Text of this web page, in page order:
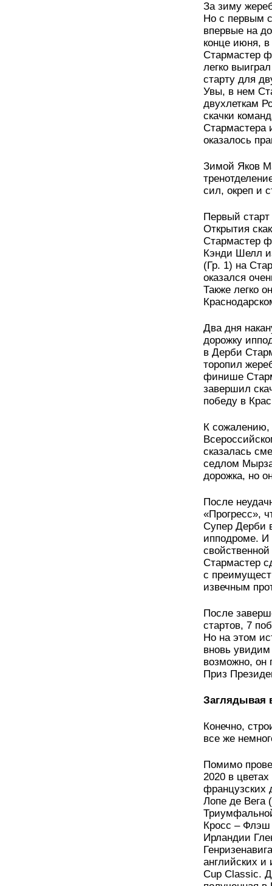
За зиму
Но с первым
впервые на
конце июня,
Стармастер
легко
старту для
Увы, в нем
двухлеткам
скачки
Стармастера
оказалось
Зимой Яков
сил, окреп и
Первый
Открытия
Стармастер
Кэнди Шелл
(Гр. 1) на
оказался
Также легко
Два дня
дорожку
в Дерби
торопил
финише
завершил
победу в
К сожалению,
сказалась
седлом
дорожка, но
После
«Прогресс»,
Супер Дерби
ипподроме. И
Стармастер
с
извечным
После
стартов, 7
Но на этом
вновь
возможно, он
Приз
Заглядывая
Конечно,
все же
Помимо
2020 в
французских
Лопе де Вега
Кросс – Флэш
Ирландии
английских и
Cup Classic.